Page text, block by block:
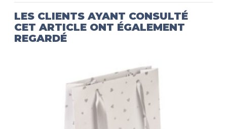
LES CLIENTS AYANT CONSULTÉ
CET ARTICLE ONT ÉGALEMENT
REGARDÉ